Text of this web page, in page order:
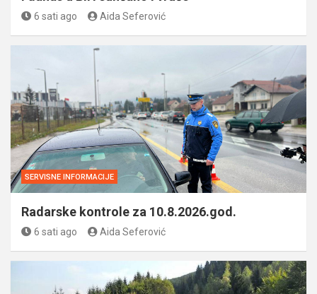
6 sati ago Aida Seferović
SERVISNE INFORMACIJE
Radarske kontrole za 10.8.2026.god.
6 sati ago Aida Seferović